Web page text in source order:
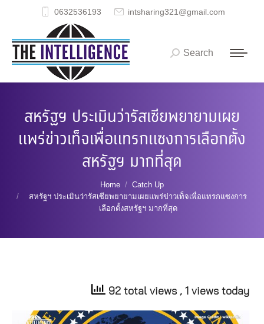
0632536193 intsharing321@gmail.com
Search:
Search
สหรัฐฯ ประเมินว่ารัสเซียพยายามเผย
แพร่ข่าวเท็จเพื่อแทรกแซงการเลือกตั้ง
สหรัฐฯ มากที่สุด
Home
Catch Up
สหรัฐฯ ประเมินว่ารัสเซียพยายามเผยแพร่ข่าวเท็จเพื่อแทรกแซงการ
เลือกตั้งสหรัฐฯ มากที่สุด
92 total views , 1 views today